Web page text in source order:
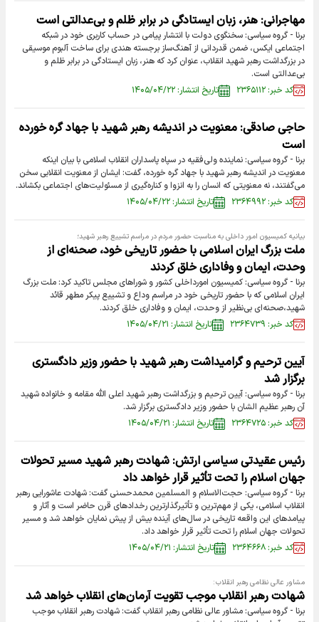
مهاجرانی: هنر، زبان ایستادگی در برابر ظلم و بی‌عدالتی است
برنا - گروه سیاسی: سخنگوی دولت با انتشار پیامی در حساب کاربری خود در شبکه
اجتماعی ایکس، ضمن قدردانی از آهنگ‌ساز برجسته هندی برای ساخت آلبوم موسیقی
در بزرگداشت رهبر شهید انقلاب، عنوان کرد که هنر، زبان ایستادگی در برابر ظلم و
بی‌عدالتی است.
کد خبر: ۲۳۶۵۱۱۲
تاریخ انتشار: ۱۴۰۵/۰۴/۲۲
حاجی صادقی: معنویت در اندیشه رهبر شهید با جهاد گره خورده
است
برنا - گروه سیاسی: نماینده ولی‌فقیه در سپاه پاسداران انقلاب اسلامی با بیان اینکه
معنویت در اندیشه رهبر شهید با جهاد گره خورده، گفت: ایشان از معنویت انقلابی سخن
می‌گفتند، نه معنویتی که انسان را به انزوا و کناره‌گیری از مسئولیت‌های اجتماعی بکشاند.
کد خبر: ۲۳۶۴۹۹۲
تاریخ انتشار: ۱۴۰۵/۰۴/۲۲
بیانیه کمیسیون امور داخلی به مناسبت حضور مردم در مراسم تشییع رهبر شهید؛
ملت بزرگ ایران اسلامی با حضور تاریخی خود، صحنه‌ای از
وحدت، ایمان و وفاداری خلق کردند
برنا - گروه سیاسی: کمیسیون امورداخلی کشور و شوراهای مجلس تاکید کرد: ملت بزرگ
ایران اسلامی که با حضور تاریخی خود در مراسم وداع و تشییع پیکر مطهر قائد
شهید،صحنه‌ای بی‌نظیر از وحدت، ایمان و وفاداری خلق کردند.
کد خبر: ۲۳۶۴۷۳۹
تاریخ انتشار: ۱۴۰۵/۰۴/۲۱
آیین ترحیم و گرامیداشت رهبر شهید با حضور وزیر دادگستری
برگزار شد
برنا - گروه سیاسی: آیین ترحیم و بزرگداشت رهبر شهید اعلی الله مقامه و خانواده شهید
آن رهبر عظیم الشان با حضور وزیر دادگستری برگزار شد.
کد خبر: ۲۳۶۴۷۲۵
تاریخ انتشار: ۱۴۰۵/۰۴/۲۱
رئیس عقیدتی سیاسی ارتش: شهادت رهبر شهید مسیر تحولات
جهان اسلام را تحت تأثیر قرار خواهد داد
برنا - گروه سیاسی: حجت‌الاسلام و المسلمین محمدحسنی گفت: شهادت عاشورایی رهبر
انقلاب اسلامی، یکی از مهم‌ترین و تأثیرگذارترین رخدادهای قرن حاضر است و آثار و
پیامدهای این واقعه تاریخی در سال‌های آینده بیش از پیش نمایان خواهد شد و مسیر
تحولات جهان اسلام را تحت تأثیر قرار خواهد داد.
کد خبر: ۲۳۶۴۶۶۸
تاریخ انتشار: ۱۴۰۵/۰۴/۲۱
مشاور عالی نظامی رهبر انقلاب:
شهادت رهبر انقلاب موجب تقویت آرمان‌های انقلاب خواهد شد
برنا - گروه سیاسی: مشاور عالی نظامی رهبر انقلاب گفت: شهادت رهبر انقلاب موجب